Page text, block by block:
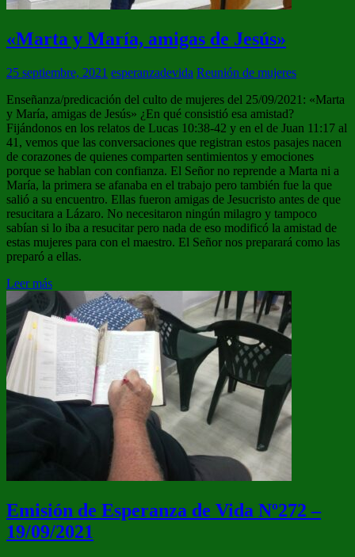
«Marta y María, amigas de Jesús»
25 septiembre, 2021 esperanzadevida Reunión de mujeres
Enseñanza/predicación del culto de mujeres del 25/09/2021: «Marta
y María, amigas de Jesús» ¿En qué consistió esa amistad?
Fijándonos en los relatos de Lucas 10:38-42 y en el de Juan 11:17 al
41, vemos que las conversaciones que registran estos pasajes nacen
de corazones de quienes comparten sentimientos y emociones
porque se hablan con confianza. El Señor no reprende a Marta ni a
María, la primera se afanaba en el trabajo pero también fue la que
salió a su encuentro. Ellas fueron amigas de Jesucristo antes de que
resucitara a Lázaro. No necesitaron ningún milagro y tampoco
sabían si lo iba a resucitar pero nada de eso modificó la amistad de
estas mujeres para con el maestro. El Señor nos preparará como las
preparó a ellas.
Leer más
Emisión de Esperanza de Vida Nº272 –
19/09/2021